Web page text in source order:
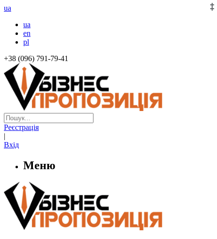
ua
ua
en
pl
+38 (096) 791-79-41
Реєстрація
|
Вхід
Меню